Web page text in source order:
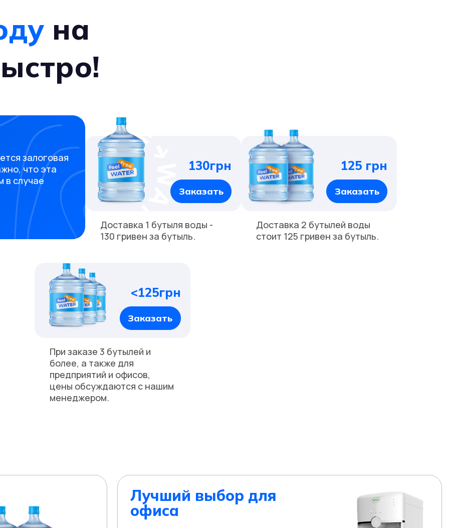
на
130грн
Заказать
Доставка 1 бутыля воды -
130 гривен за бутыль.
125 грн
Заказать
Доставка 2 бутылей воды
стоит 125 гривен за бутыль.
<125грн
Заказать
При заказе 3 бутылей и
более, а также для
предприятий и офисов,
цены обсуждаются с нашим
менеджером.
залоговая
что эта
в случае
Лучший выбор для
офиса